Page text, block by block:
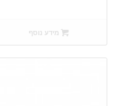
מידע נוסף